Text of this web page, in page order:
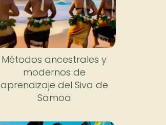
Métodos ancestrales y
modernos de
aprendizaje del Siva de
Samoa